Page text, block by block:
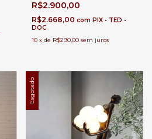
para Área Interna
R$2.900,00
R$2.668,00 com PIX • TED •
DOC
10 x de R$290,00 sem juros
Esgotado